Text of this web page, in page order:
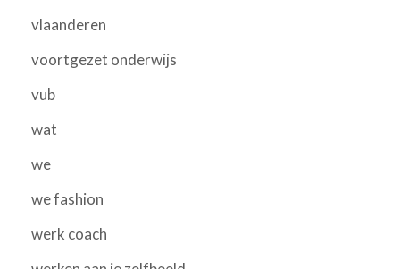
vlaanderen
voortgezet onderwijs
vub
wat
we
we fashion
werk coach